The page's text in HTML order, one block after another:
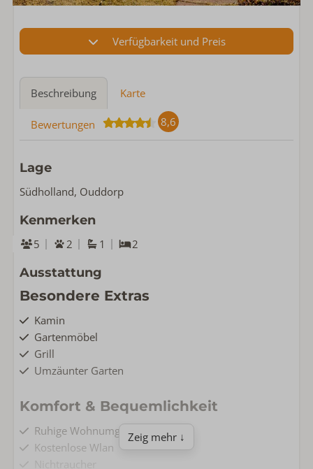
Verfügbarkeit und Preis
Beschreibung Karte
Bewertungen 8,6
Lage
Südholland, Ouddorp
Kenmerken
5 2 1 2
Ausstattung
Besondere Extras
Kamin
Gartenmöbel
Grill
Umzäunter Garten
Komfort & Bequemlichkeit
Ruhige Wohnumgebung
Kostenlose Wlan
Nichtraucher
Zeig mehr ↓